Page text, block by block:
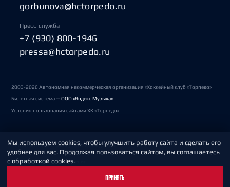
gorbunova@hctorpedo.ru
Пресс-служба
+7 (930) 800-1946
pressa@hctorpedo.ru
2003-2026 Автономная некоммерческая организация «Хоккейный клуб «Торпедо»
Билетная система —ООО «Яндекс Музыка»
Условия пользования сайтами ХК «Торпедо»
Политика обработки персональных данных
Пользовательское соглашение
Мы используем cookies, чтобы улучшить работу сайта и сделать его
удобнее для вас. Продолжая пользоваться сайтом, вы соглашаетесь
с обработкой cookies.
ПРИНЯТЬ